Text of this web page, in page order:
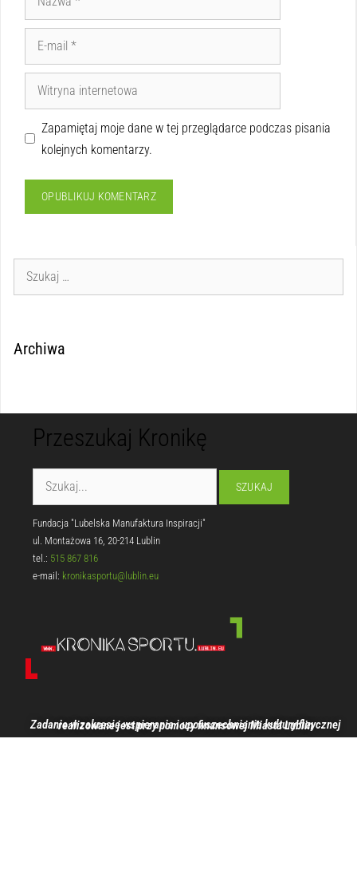
Zapamiętaj moje dane w tej przeglądarce podczas pisania
kolejnych komentarzy.
Archiwa
Przeszukaj Kronikę
Fundacja "Lubelska Manufaktura Inspiracji"
ul. Montażowa 16, 20-214 Lublin
tel.: 515 867 816
e-mail: kronikasportu@lublin.eu
Zadanie w zakresie wspierania i upowszechniania kultury fizycznej realizowane jest przy pomocy finansowej Miasta Lublin